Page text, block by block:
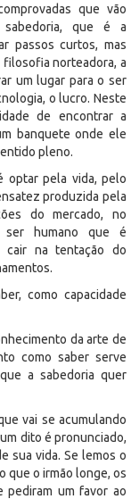
que vão
sabedoria, que é a
passos curtos, mas
filosofia norteadora, a
um lugar para o ser
o lucro. Neste
de encontrar a
banquete onde ele
pleno.
optar pela vida, pelo
produzida pela
do mercado, no
ser humano que é
cair na tentação do
como capacidade
da arte de
como saber serve
a sabedoria quer
vai se acumulando
dito é pronunciado,
sua vida. Se lemos o
que o irmão longe, os
pediram um favor ao